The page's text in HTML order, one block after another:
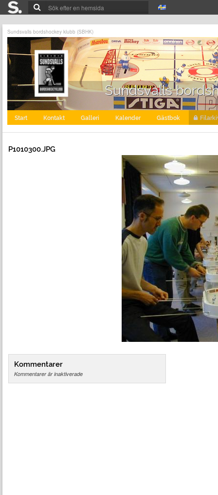
Sundsvalls bordshockey klubb (SBHK)
Sundsvalls
Start Kontakt Galleri Kalender Gästbok
P1010300.JPG
Kommentarer
Kommentarer är inaktiverade